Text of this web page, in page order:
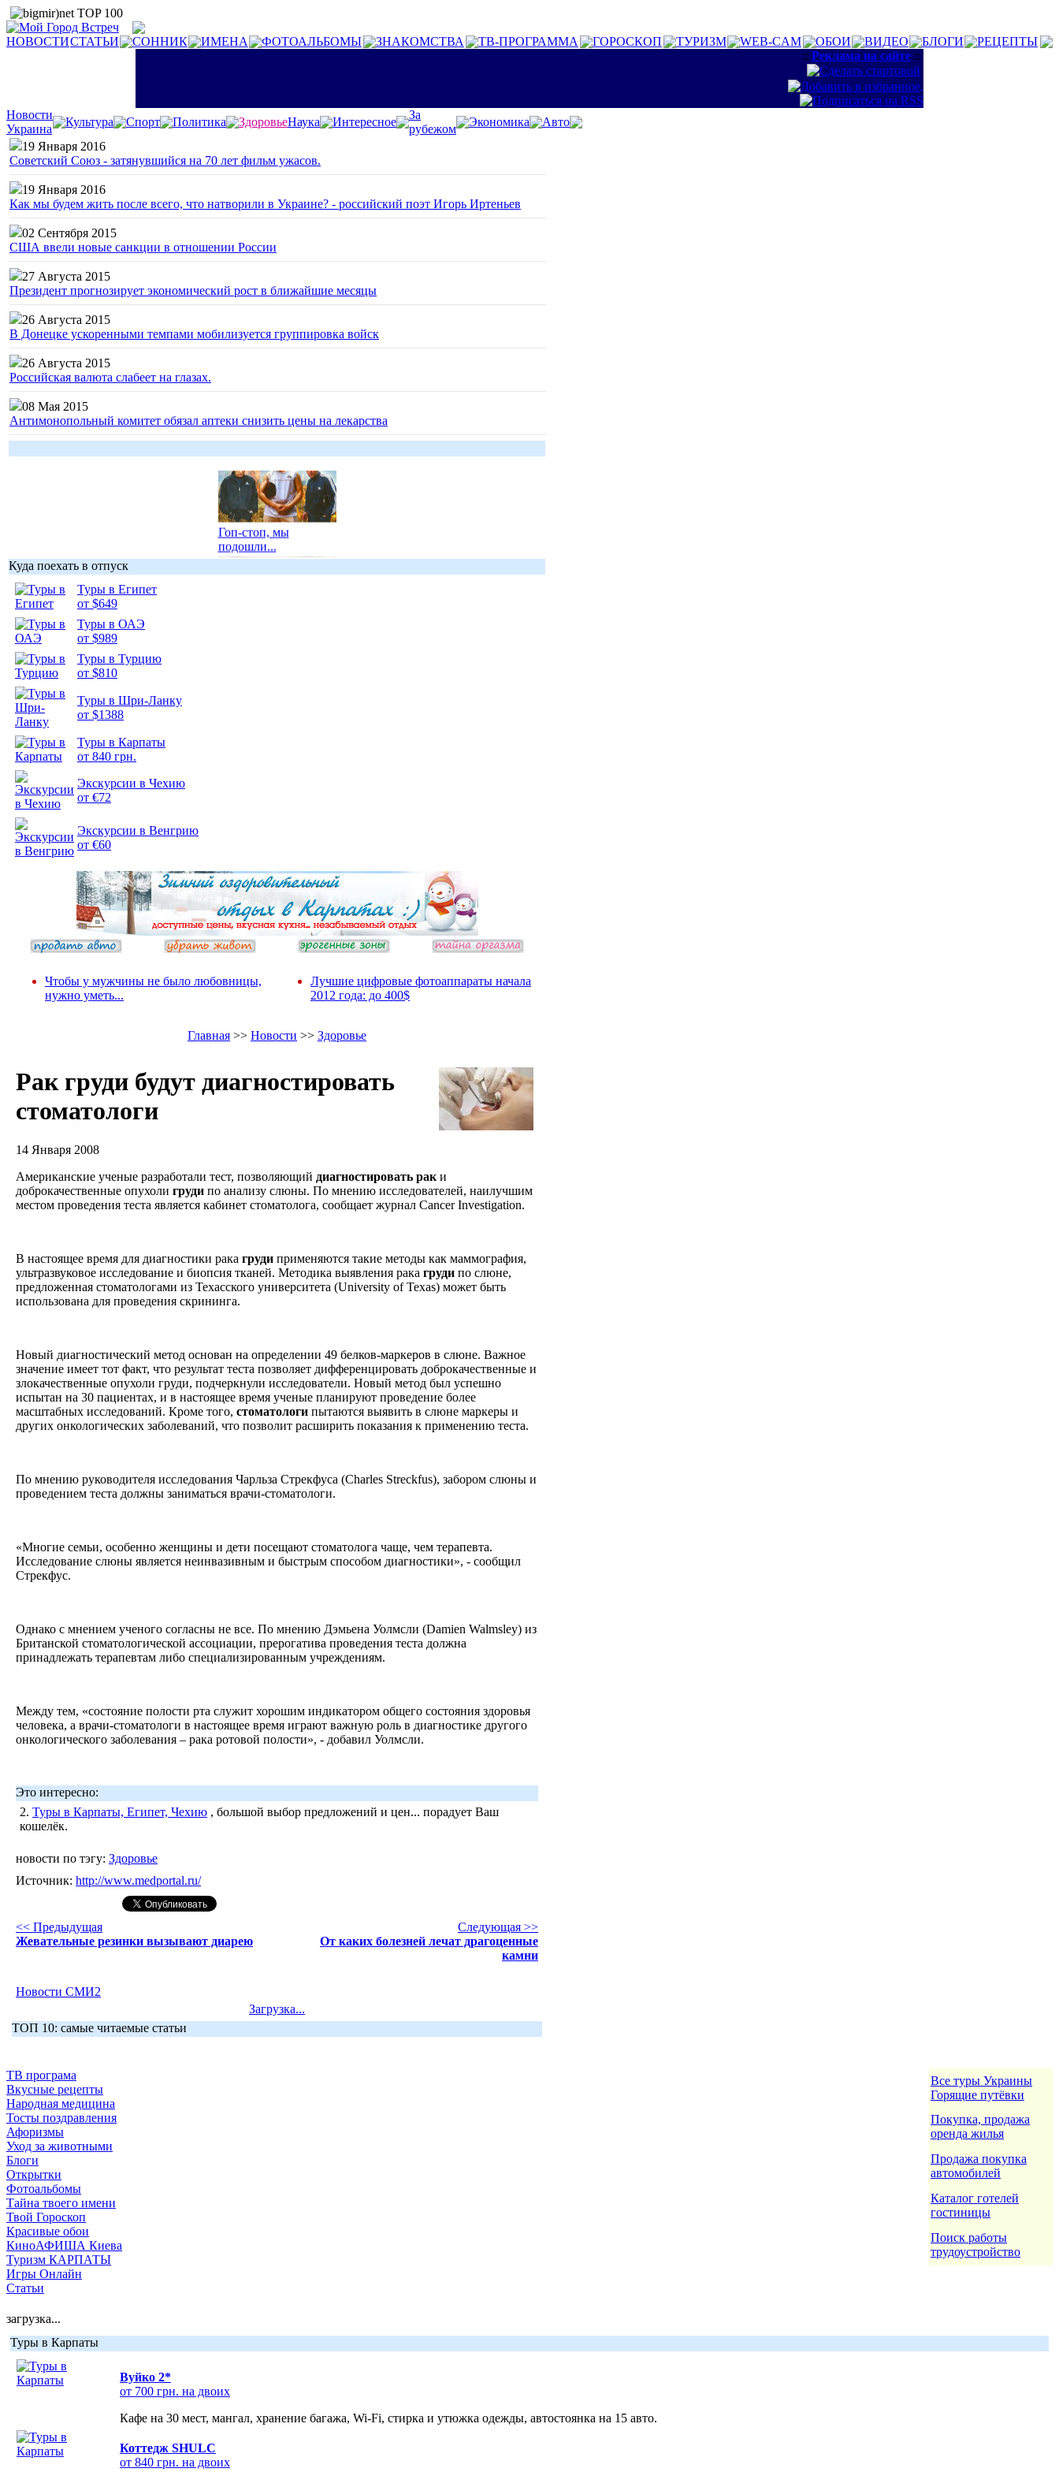
НОВОСТИСТАТЬИ СОННИК ИМЕНА ФОТОАЛЬБОМЫ ЗНАКОМСТВА ТВ-ПРОГРАММА ГОРОСКОП ТУРИЗМ WEB-CAM ОБОИ ВИДЕО БЛОГИ
РЕЦЕПТЫ
:: Реклама на сайте ::
Новости
Украина
Культура Спорт Политика ЗдоровьеНаука Интересное
За
рубежом
Экономика
Авто
19 Января 2016
Советский Союз - затянувшийся на 70 лет фильм ужасов.
19 Января 2016
Как мы будем жить после всего, что натворили в Украине? - российский поэт Игорь Иртеньев
02 Сентября 2015
США ввели новые санкции в отношении России
27 Августа 2015
Президент прогнозирует экономический рост в ближайшие месяцы
26 Августа 2015
В Донецке ускоренными темпами мобилизуется группировка войск
26 Августа 2015
Российская валюта слабеет на глазах.
08 Мая 2015
Антимонопольный комитет обязал аптеки снизить цены на лекарства
Гоп-стоп, мы
подошли...
Куда поехать в отпуск
Туры в Египет
от $649
Туры в ОАЭ
от $989
Туры в Турцию
от $810
Туры в Шри-Ланку
от $1388
Туры в Карпаты
от 840 грн.
Экскурсии в Чехию
от €72
Экскурсии в Венгрию
от €60
Чтобы у мужчины не было любовницы,
нужно уметь...
Лучшие цифровые фотоаппараты начала
2012 года: до 400$
Главная >> Новости >> Здоровье
Рак груди будут диагностировать
стоматологи
14 Января 2008
Американские ученые разработали тест, позволяющий диагностировать рак и
доброкачественные опухоли груди по анализу слюны. По мнению исследователей, наилучшим
местом проведения теста является кабинет стоматолога, сообщает журнал Cancer Investigation.
В настоящее время для диагностики рака груди применяются такие методы как маммография,
ультразвуковое исследование и биопсия тканей. Методика выявления рака груди по слюне,
предложенная стоматологами из Техасского университета (University of Texas) может быть
использована для проведения скрининга.
Новый диагностический метод основан на определении 49 белков-маркеров в слюне. Важное
значение имеет тот факт, что результат теста позволяет дифференцировать доброкачественные и
злокачественные опухоли груди, подчеркнули исследователи. Новый метод был успешно
испытан на 30 пациентах, и в настоящее время ученые планируют проведение более
масштабных исследований. Кроме того, стоматологи пытаются выявить в слюне маркеры и
других онкологических заболеваний, что позволит расширить показания к применению теста.
По мнению руководителя исследования Чарльза Стрекфуса (Charles Streckfus), забором слюны и
проведением теста должны заниматься врачи-стоматологи.
«Многие семьи, особенно женщины и дети посещают стоматолога чаще, чем терапевта.
Исследование слюны является неинвазивным и быстрым способом диагностики», - сообщил
Стрекфус.
Однако с мнением ученого согласны не все. По мнению Дэмьена Уолмсли (Damien Walmsley) из
Британской стоматологической ассоциации, прерогатива проведения теста должна
принадлежать терапевтам либо специализированным учреждениям.
Между тем, «состояние полости рта служит хорошим индикатором общего состояния здоровья
человека, а врачи-стоматологи в настоящее время играют важную роль в диагностике другого
онкологического заболевания – рака ротовой полости», - добавил Уолмсли.
Это интересно:
2. Туры в Карпаты, Египет, Чехию , большой выбор предложений и цен... порадует Ваш
кошелёк.
новости по тэгу: Здоровье
Источник: http://www.medportal.ru/
<< Предыдущая
Жевательные резинки вызывают диарею
Следующая >>
От каких болезней лечат драгоценные
камни
Новости СМИ2
Загрузка...
ТОП 10: самые читаемые статьи
ТВ програма
Вкусные рецепты
Народная медицина
Тосты поздравления
Афоризмы
Уход за животными
Блоги
Открытки
Фотоальбомы
Тайна твоего имени
Твой Гороскоп
Красивые обои
КиноАФИША Киева
Туризм КАРПАТЫ
Игры Онлайн
Статьи
Все туры Украины
Горящие путёвки
Покупка, продажа
оренда жилья
Продажа покупка
автомобилей
Каталог готелей
гостиницы
Поиск работы
трудоустройство
загрузка...
Туры в Карпаты
Вуйко 2*
от 700 грн. на двоих
Кафе на 30 мест, мангал, хранение багажа, Wi-Fi, стирка и утюжка одежды, автостоянка на 15 авто.
Коттедж SHULC
от 840 грн. на двоих